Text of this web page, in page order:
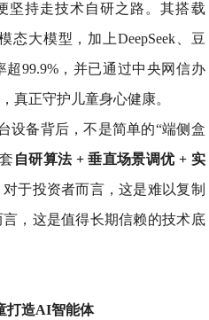
坚持走技术自研之路。其搭载
态大模型，加上DeepSeek、豆
99.9%，并已通过中央网信办
真正守护儿童身心健康。
设备背后，不是简单的“端侧盒
自研算法 + 垂直场景调优 + 实
于投资者而言，这是难以复制
，这是值得长期信赖的技术底
打造AI智能体